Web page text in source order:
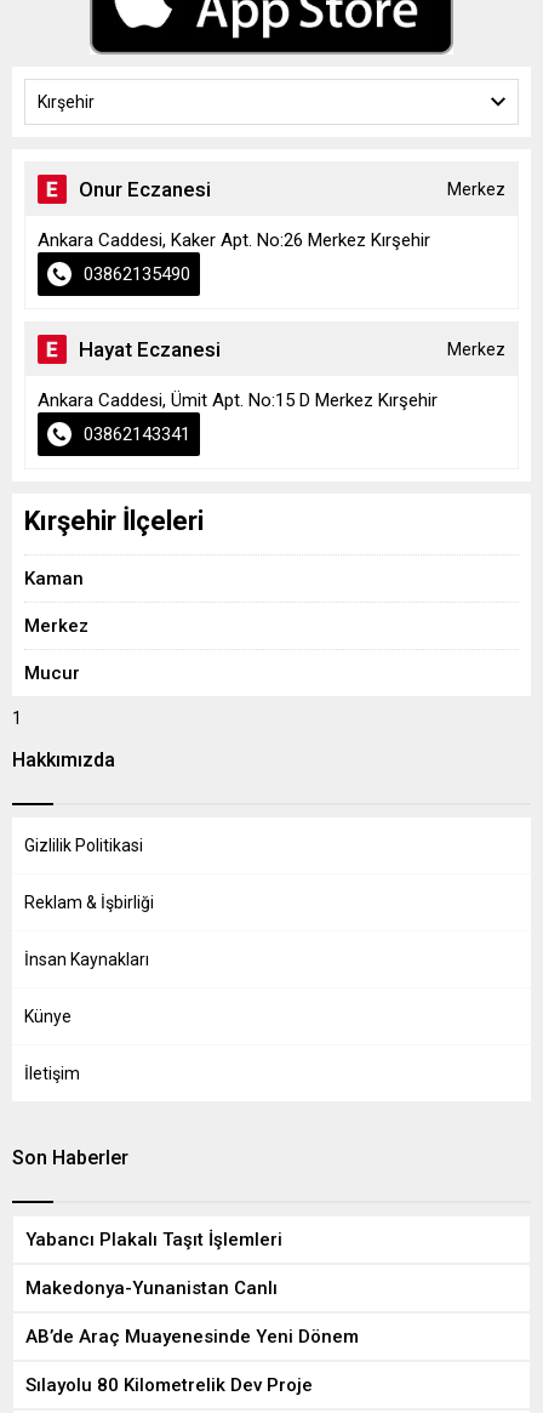
Kırşehir
Onur Eczanesi Merkez
Ankara Caddesi, Kaker Apt. No:26 Merkez Kırşehir
03862135490
Hayat Eczanesi Merkez
Ankara Caddesi, Ümit Apt. No:15 D Merkez Kırşehir
03862143341
Kırşehir İlçeleri
Kaman
Merkez
Mucur
1
Hakkımızda
Gizlilik Politikasi
Reklam & İşbirliği
İnsan Kaynakları
Künye
İletişim
Son Haberler
Yabancı Plakalı Taşıt İşlemleri
Makedonya-Yunanistan Canlı
AB’de Araç Muayenesinde Yeni Dönem
Sılayolu 80 Kilometrelik Dev Proje